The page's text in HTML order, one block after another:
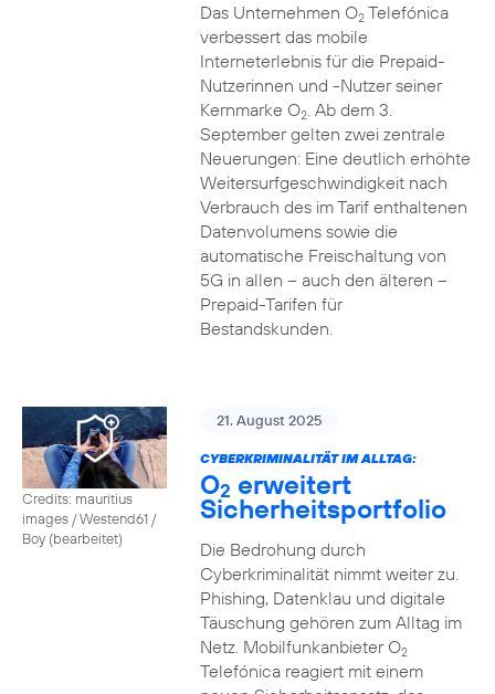
Das Unternehmen O2Telefónica
verbessert das mobile
Interneterlebnis für die Prepaid-
Nutzerinnen und -Nutzer seiner
Kernmarke O2. Ab dem 3.
September gelten zwei zentrale
Neuerungen: Eine deutlich erhöhte
Weitersurfgeschwindigkeit nach
Verbrauch des im Tarif enthaltenen
Datenvolumens sowie die
automatische Freischaltung von
5G in allen – auch den älteren –
Prepaid-Tarifen für
Bestandskunden.
Credits: mauritius
images / Westend61 /
Boy (bearbeitet)
21. August 2025
CYBERKRIMINALITÄT IM ALLTAG:
O2 erweitert
Sicherheitsportfolio
Die Bedrohung durch
Cyberkriminalität nimmt weiter zu.
Phishing, Datenklau und digitale
Täuschung gehören zum Alltag im
Netz. Mobilfunkanbieter O2
Telefónica reagiert mit einem